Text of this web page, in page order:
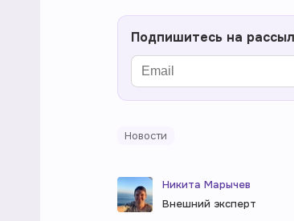
Подпишитесь на
Новости
Никита Марычев
Внешний эксперт